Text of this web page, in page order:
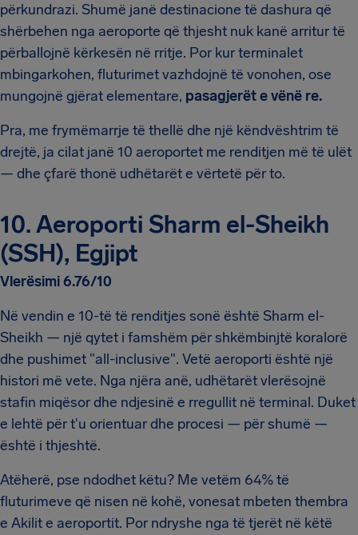
përkundrazi. Shumë janë destinacione të dashura që
shërbehen nga aeroporte që thjesht nuk kanë arritur të
përballojnë kërkesën në rritje. Por kur terminalet
mbingarkohen, fluturimet vazhdojnë të vonohen, ose
mungojnë gjërat elementare, pasagjerët e vënë re.
Pra, me frymëmarrje të thellë dhe një këndvështrim të
drejtë, ja cilat janë 10 aeroportet me renditjen më të ulët
— dhe çfarë thonë udhëtarët e vërtetë për to.
10. Aeroporti Sharm el-Sheikh
(SSH), Egjipt
Vlerësimi 6.76/10
Në vendin e 10-të të renditjes sonë është Sharm el-
Sheikh — një qytet i famshëm për shkëmbinjtë koralorë
dhe pushimet "all-inclusive". Vetë aeroporti është një
histori më vete. Nga njëra anë, udhëtarët vlerësojnë
stafin miqësor dhe ndjesinë e rregullit në terminal. Duket
e lehtë për t'u orientuar dhe procesi — për shumë —
është i thjeshtë.
Atëherë, pse ndodhet këtu? Me vetëm 64% të
fluturimeve që nisen në kohë, vonesat mbeten thembra
e Akilit e aeroportit. Por ndryshe nga të tjerët në këtë